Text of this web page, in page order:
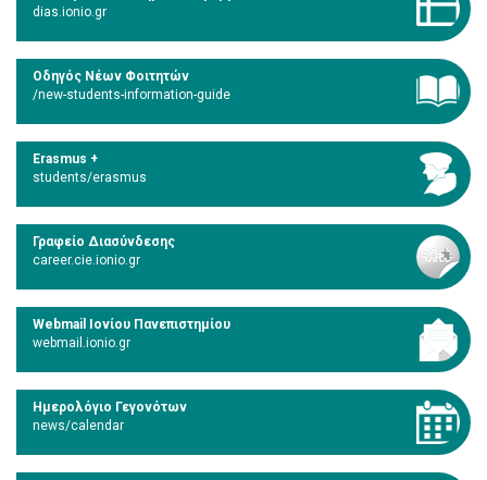
dias.ionio.gr
Οδηγός Νέων Φοιτητών
/new-students-information-guide
Erasmus +
students/erasmus
Γραφείο Διασύνδεσης
career.cie.ionio.gr
Webmail Ιονίου Πανεπιστημίου
webmail.ionio.gr
Ημερολόγιο Γεγονότων
news/calendar